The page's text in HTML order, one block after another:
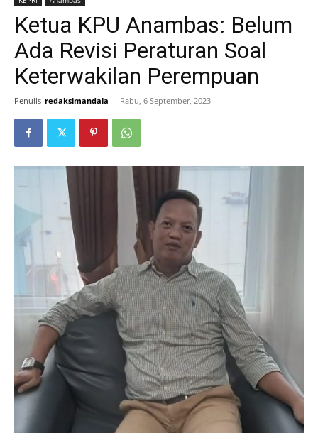
Ketua KPU Anambas: Belum
Ada Revisi Peraturan Soal
Keterwakilan Perempuan
Penulis redaksimandala - Rabu, 6 September, 2023